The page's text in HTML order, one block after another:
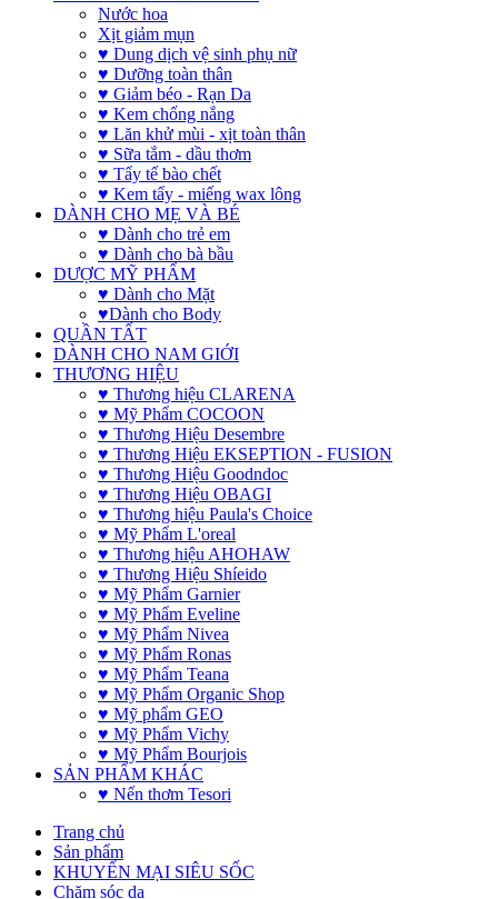
Nước hoa
Xịt giảm mụn
♥ Dung dịch vệ sinh phụ nữ
♥ Dưỡng toàn thân
♥ Giảm béo - Rạn Da
♥ Kem chống nắng
♥ Lăn khử mùi - xịt toàn thân
♥ Sữa tắm - dầu thơm
♥ Tẩy tế bào chết
♥ Kem tẩy - miếng wax lông
DÀNH CHO MẸ VÀ BÉ
♥ Dành cho trẻ em
♥ Dành cho bà bầu
DƯỢC MỸ PHẨM
♥ Dành cho Mặt
♥Dành cho Body
QUẦN TẤT
DÀNH CHO NAM GIỚI
THƯƠNG HIỆU
♥ Thương hiệu CLARENA
♥ Mỹ Phẩm COCOON
♥ Thương Hiệu Desembre
♥ Thương Hiệu EKSEPTION - FUSION
♥ Thương Hiệu Goodndoc
♥ Thương Hiệu OBAGI
♥ Thương hiệu Paula's Choice
♥ Mỹ Phẩm L'oreal
♥ Thương hiệu AHOHAW
♥ Thương Hiệu Shíeido
♥ Mỹ Phẩm Garnier
♥ Mỹ Phẩm Eveline
♥ Mỹ Phẩm Nivea
♥ Mỹ Phẩm Ronas
♥ Mỹ Phẩm Teana
♥ Mỹ Phẩm Organic Shop
♥ Mỹ phẩm GEO
♥ Mỹ Phẩm Vichy
♥ Mỹ Phẩm Bourjois
SẢN PHẨM KHÁC
♥ Nến thơm Tesori
Trang chủ
Sản phẩm
KHUYẾN MẠI SIÊU SỐC
Chăm sóc da